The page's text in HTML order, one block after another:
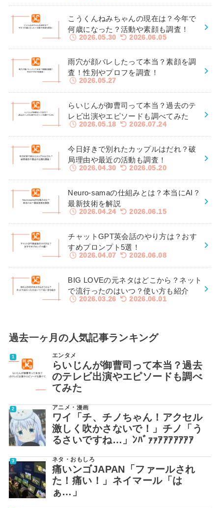
こうくんねみちゃんの現在は？今年で
何歳になった？活動や素顔も調査！
2026.05.30 2026.06.05
雨穴が顔バレしたって本当？素顔を調
査！性別やプロフを調査！
2026.05.27
らいじんが御曹司って本当？過去のテ
レビ出演やエピソードも調べてみた
2026.05.18 2026.07.24
今日好きで別れたカップルはだれ？破
局理由や最近の活動も調査！
2026.04.30 2026.05.20
Neuro-samaの仕組みとは？本当にAI？
最新技術を解説
2026.04.24 2026.06.15
チャットGPT英会話のやり方は？おす
すめプロンプト5選！
2026.04.07 2026.06.08
BIG LOVEの元ネタはどこから？ネット
で流行ったのはいつ？使い方も紹介
2026.03.26 2026.06.01
過去一ヶ月の人気記事ランキング
エンタメ
らいじんが御曹司って本当？過去
のテレビ出演やエピソードも調べ
てみた
アニメ・漫画
ワイ「チ、チノちゃん！アクセル
激しく吹かさないで！」チノ「う
るさいですね…」ﾝﾊﾞｧｧｱｱｱｱｱｱｱ
ネタ・おもしろ
痛いンゴJAPAN「ファールされ
た！痛い！」ネイマール「は
ぁ…」